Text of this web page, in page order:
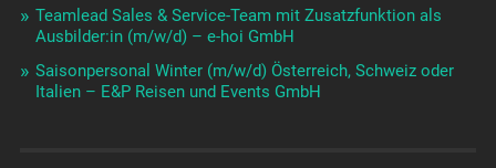
Teamlead Sales & Service-Team mit Zusatzfunktion als
Ausbilder:in (m/w/d) – e-hoi GmbH
Saisonpersonal Winter (m/w/d) Österreich, Schweiz oder
Italien – E&P Reisen und Events GmbH